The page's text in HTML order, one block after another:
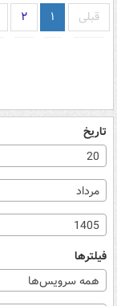
قبلی ۱ ۲
تاریخ
20
مرداد
1405
فیلترها
همه سرویس‌ها